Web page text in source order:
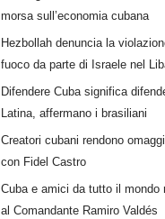
morsa sull’economia cubana
Hezbollah denuncia la
fuoco da parte di Israele nel
Difendere Cuba significa
Latina, affermano i brasiliani
Creatori cubani rendono
con Fidel Castro
Cuba e amici da tutto il mondo
al Comandante Ramiro Valdés